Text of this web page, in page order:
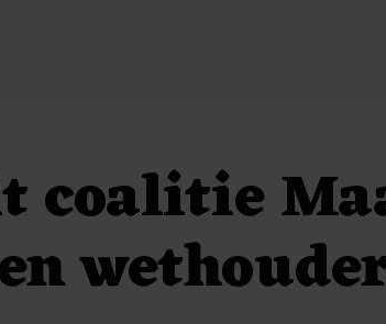
coalitie